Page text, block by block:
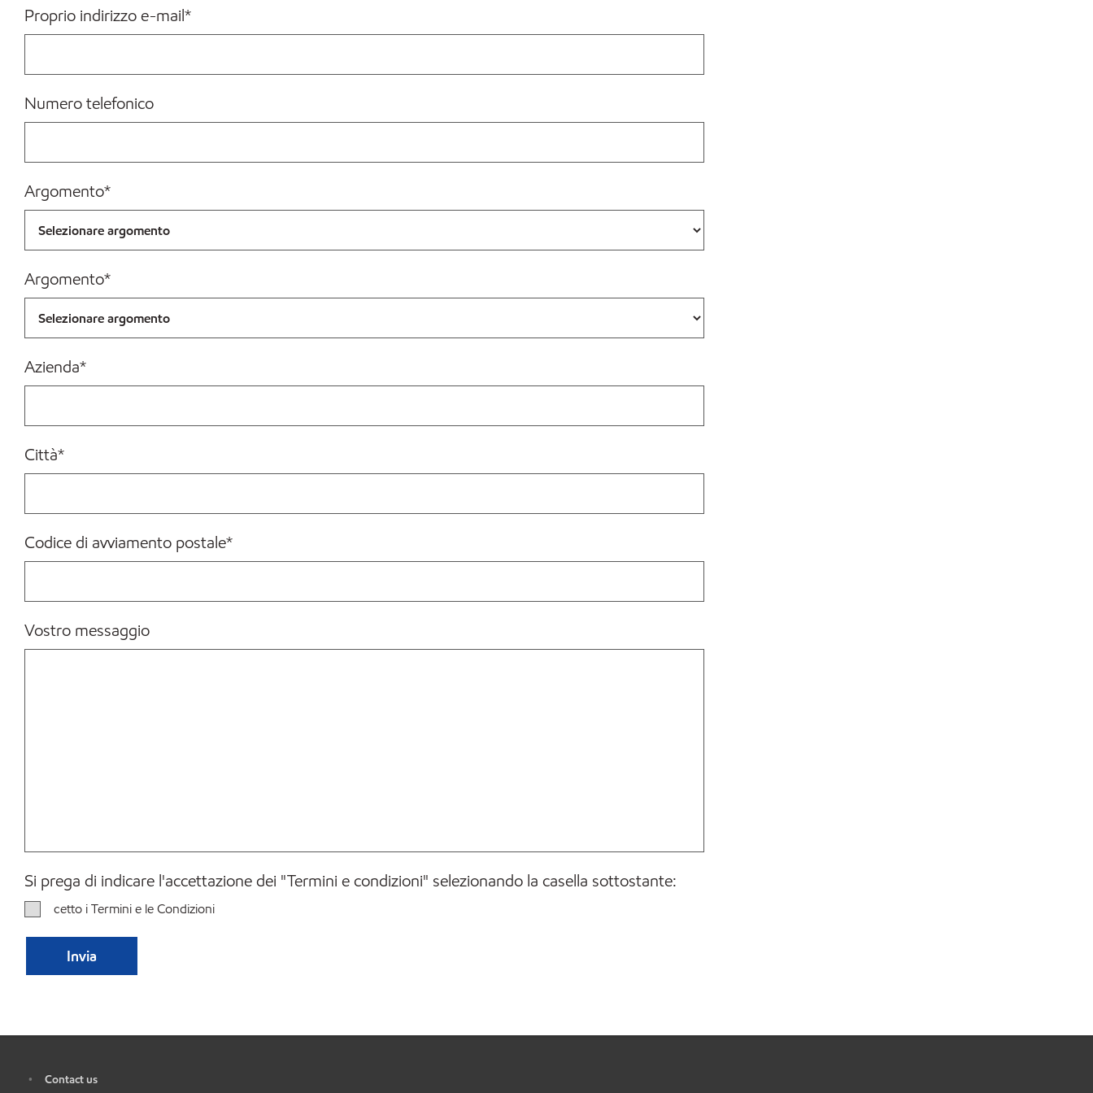
Proprio indirizzo e-mail*
Numero telefonico
Argomento*
Argomento*
Azienda*
Città*
Codice di avviamento postale*
Vostro messaggio
Si prega di indicare l'accettazione dei "Termini e condizioni" selezionando la casella sottostante:
cetto i Termini e le Condizioni
• Contact us